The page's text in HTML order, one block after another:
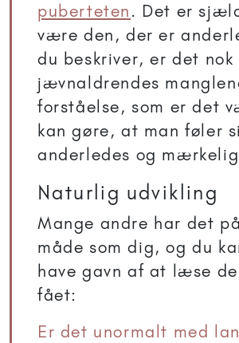
puberteten . Det er
være den, der er
du beskriver, er det nok
jævnaldrendes
forståelse, som er det
kan gøre, at man føler
anderledes og
Naturlig udvikling
Mange andre har det
måde som dig, og du
have gavn af at læse
fået:
Er det unormalt med